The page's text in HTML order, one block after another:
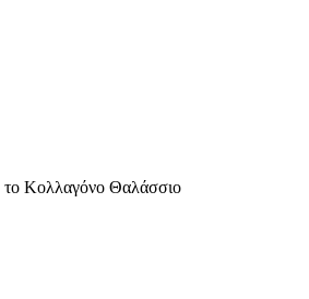
το Κολλαγόνο Θαλάσσιο